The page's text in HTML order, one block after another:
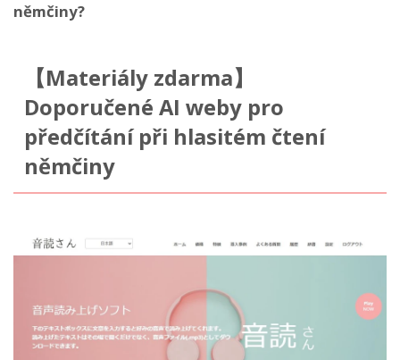
němčiny?
【Materiály zdarma】
Doporučené AI weby pro
předčítání při hlasitém čtení
němčiny